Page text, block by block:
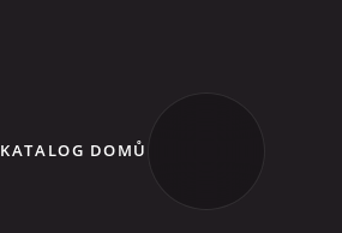
KATALOG DOMŮ